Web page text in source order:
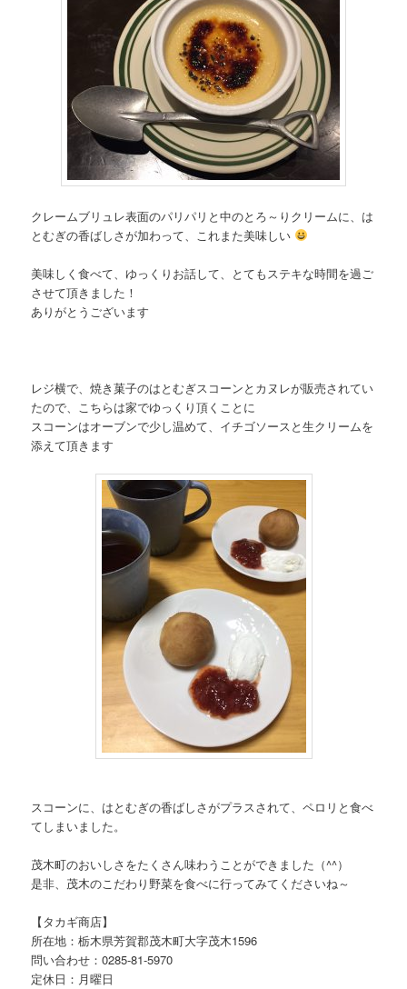
クレームブリュレ表面のパリパリと中のとろ～りクリームに、は
とむぎの香ばしさが加わって、これまた美味しい
美味しく食べて、ゆっくりお話して、とてもステキな時間を過ご
させて頂きました！
ありがとうございます
レジ横で、焼き菓子のはとむぎスコーンとカヌレが販売されてい
たので、こちらは家でゆっくり頂くことに
スコーンはオーブンで少し温めて、イチゴソースと生クリームを
添えて頂きます
スコーンに、はとむぎの香ばしさがプラスされて、ペロリと食べ
てしまいました。
茂木町のおいしさをたくさん味わうことができました（^^）
是非、茂木のこだわり野菜を食べに行ってみてくださいね～
【タカギ商店】
所在地：栃木県芳賀郡茂木町大字茂木1596
問い合わせ：0285-81-5970
定休日：月曜日